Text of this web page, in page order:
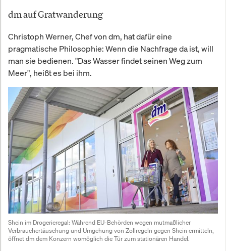
dm auf Gratwanderung
Christoph Werner, Chef von dm, hat dafür eine
pragmatische Philosophie: Wenn die Nachfrage da ist, will
man sie bedienen. "Das Wasser findet seinen Weg zum
Meer", heißt es bei ihm.
Shein im Drogerieregal: Während EU-Behörden wegen mutmaßlicher
Verbrauchertäuschung und Umgehung von Zollregeln gegen Shein ermitteln,
öffnet dm dem Konzern womöglich die Tür zum stationären Handel.